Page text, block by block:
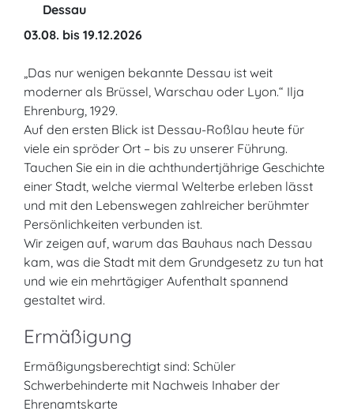
Dessau
03.08. bis 19.12.2026
„Das nur wenigen bekannte Dessau ist weit
moderner als Brüssel, Warschau oder Lyon.“ Ilja
Ehrenburg, 1929.
Auf den ersten Blick ist Dessau-Roßlau heute für
viele ein spröder Ort – bis zu unserer Führung.
Tauchen Sie ein in die achthundertjährige Geschichte
einer Stadt, welche viermal Welterbe erleben lässt
und mit den Lebenswegen zahlreicher berühmter
Persönlichkeiten verbunden ist.
Wir zeigen auf, warum das Bauhaus nach Dessau
kam, was die Stadt mit dem Grundgesetz zu tun hat
und wie ein mehrtägiger Aufenthalt spannend
gestaltet wird.
Ermäßigung
Ermäßigungsberechtigt sind: Schüler
Schwerbehinderte mit Nachweis Inhaber der
Ehrenamtskarte